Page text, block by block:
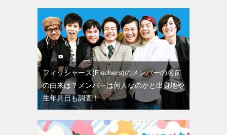
フィッシャーズ(Fischers)のメンバーの名前
の由来は？メンバーは何人なのかと出身地や
生年月日も調査！